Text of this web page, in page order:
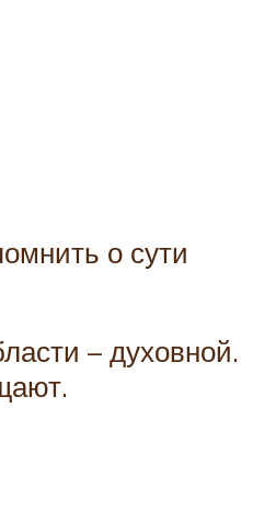
о сути
– духовной.